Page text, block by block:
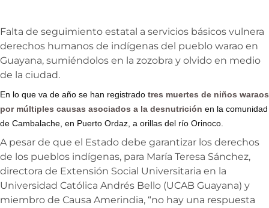
Falta de seguimiento estatal a servicios básicos vulnera
derechos humanos de indígenas del pueblo warao en
Guayana, sumiéndolos en la zozobra y olvido en medio
de la ciudad.
En lo que va de año se han registrado tres muertes de niños waraos
por múltiples causas asociados a la desnutrición en la comunidad
de Cambalache, en Puerto Ordaz, a orillas del río Orinoco.
A pesar de que el Estado debe garantizar los derechos
de los pueblos indígenas, para María Teresa Sánchez,
directora de Extensión Social Universitaria en la
Universidad Católica Andrés Bello (UCAB Guayana) y
miembro de Causa Amerindia, “no hay una respuesta